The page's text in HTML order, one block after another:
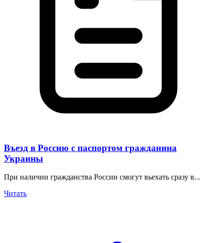
Въезд в Россию с паспортом гражданина
Украины
При наличии гражданства России смогут вьехать сразу в...
Читать